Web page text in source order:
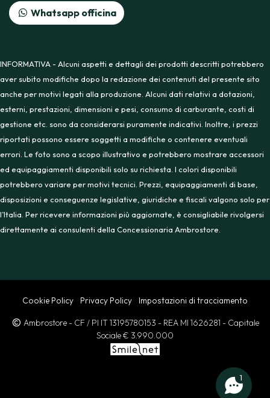
Whatsapp officina
INFORMATIVA - Alcuni aspetti e dettagli dei prodotti descritti potrebbero
aver subito modifiche dopo la redazione dei contenuti del presente sito
anche per motivi legati alla produzione. Alcuni dati relativi a dotazioni,
esterni, prestazioni, dimensioni e pesi, consumo di carburante, costi di
gestione etc. sono da considerarsi puramente indicativi. Inoltre, i prezzi
riportati possono essere soggetti a modifiche o contenere eventuali
errori. Le foto sono a scopo illustrativo e potrebbero mostrare accessori
ed equipaggiamenti disponibili solo su richiesta. I colori disponibili
potrebbero variare per motivi tecnici. Prezzi, equipaggiamenti di base,
disposizioni e conseguenze legislative, giuridiche e fiscali valgono solo per
l’Italia. Per ricevere informazioni più aggiornate, è consigliabile rivolgersi
direttamente ai consulenti della Concessionaria Ambrostore.
Cookie Policy Privacy Policy Impostazioni di tracciamento
Ambrostore - CF / PI IT 13195780153 - REA MI 1626281 - Capitale
Sociale € 3.990.000
1